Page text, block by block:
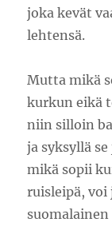
joka kevät
lehtensä.
Mutta mikä
kurkun eikä
niin silloin
ja syksyllä
mikä sopii
ruisleipä,